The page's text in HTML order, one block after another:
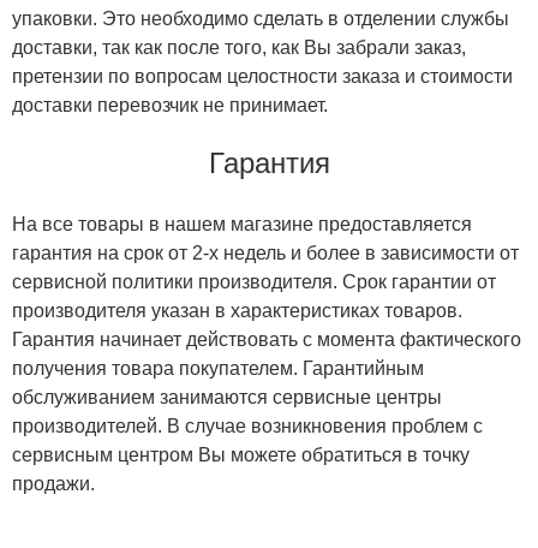
упаковки. Это необходимо сделать в отделении службы
доставки, так как после того, как Вы забрали заказ,
претензии по вопросам целостности заказа и стоимости
доставки перевозчик не принимает.
Гарантия
На все товары в нашем магазине предоставляется
гарантия на срок от 2-х недель и более в зависимости от
сервисной политики производителя. Срок гарантии от
производителя указан в характеристиках товаров.
Гарантия начинает действовать с момента фактического
получения товара покупателем. Гарантийным
обслуживанием занимаются сервисные центры
производителей. В случае возникновения проблем с
сервисным центром Вы можете обратиться в точку
продажи.